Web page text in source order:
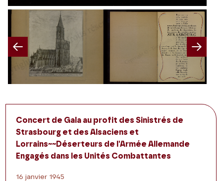
Previous
Concert de Gala au profit des Sinistrés de
Strasbourg et des Alsaciens et
Lorrains~~Déserteurs de l'Armée Allemande
Engagés dans les Unités Combattantes
16 janvier 1945